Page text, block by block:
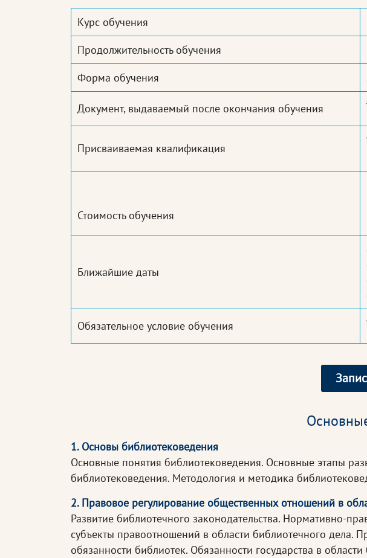
Курс обучения
Продолжительность обучения
Форма обучения
Документ, выдаваемый после окончания обучения
Присваиваемая квалификация
Стоимость обучения
Ближайшие даты
Обязательное условие обучения
1. Основы библиотековедения
Основные понятия библиотековедения. Основные этапы
библиотековедения. Методология и методика
2. Правовое регулирование общественных отношений в
Развитие библиотечного законодательства. Нормативно-
субъекты правоотношений в области библиотечного дела.
обязанности библиотек. Обязанности государства в